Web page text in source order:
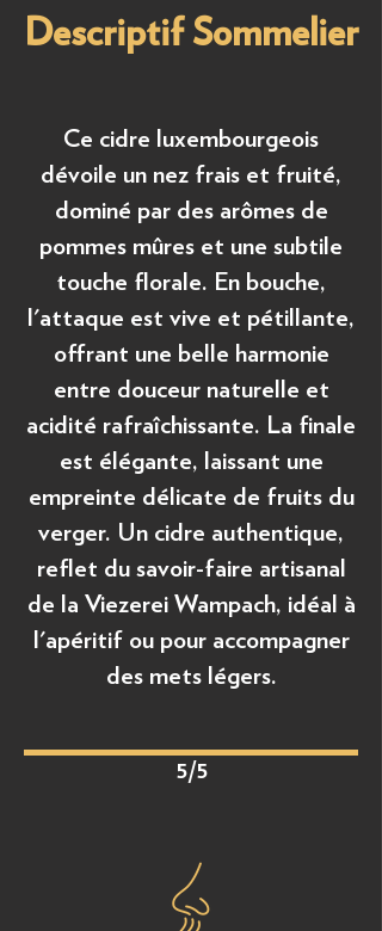
Descriptif Sommelier
Ce cidre luxembourgeois
dévoile un nez frais et fruité,
dominé par des arômes de
pommes mûres et une subtile
touche florale. En bouche,
l'attaque est vive et pétillante,
offrant une belle harmonie
entre douceur naturelle et
acidité rafraîchissante. La finale
est élégante, laissant une
empreinte délicate de fruits du
verger. Un cidre authentique,
reflet du savoir-faire artisanal
de la Viezerei Wampach, idéal à
l'apéritif ou pour accompagner
des mets légers.
5/5